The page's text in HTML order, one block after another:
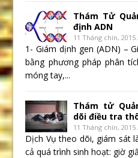
Thám Tử
định ADN
11 Tháng chín,
1- Giám dịnh gen (ADN) –
bằng phương pháp phân
móng tay,...
Thám tử
dõi điều tra
11 Tháng chín,
Dịch Vụ theo dõi, giám sát
cả quá trình sinh hoạt: giờ